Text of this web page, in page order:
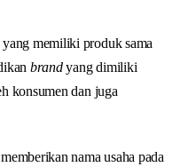
memiliki produk sama
brandyang dimiliki
konsumen dan juga
nama usaha pada